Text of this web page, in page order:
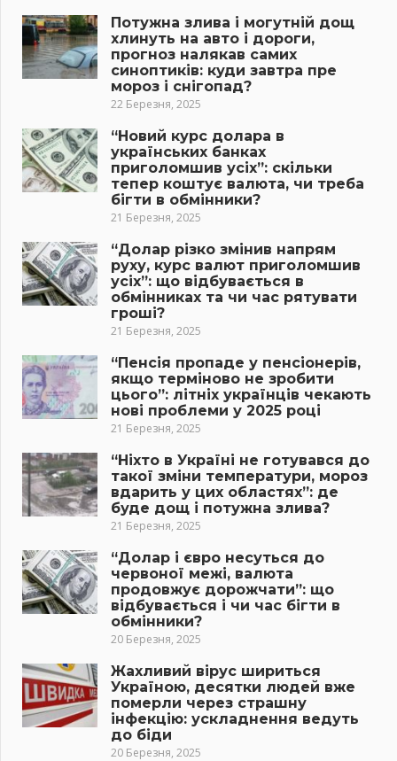
Потужна злива і могутній дощ
хлинуть на авто і дороги,
прогноз налякав самих
синоптиків: куди завтра пре
мороз і снігопад?
22 Березня, 2025
“Новий курс долара в
українських банках
приголомшив усіх”: скільки
тепер коштує валюта, чи треба
бігти в обмінники?
21 Березня, 2025
“Долар різко змінив напрям
руху, курс валют приголомшив
усіх”: що відбувається в
обмінниках та чи час рятувати
гроші?
21 Березня, 2025
“Пенсія пропаде у пенсіонерів,
якщо терміново не зробити
цього”: літніх українців чекають
нові проблеми у 2025 році
21 Березня, 2025
“Ніхто в Україні не готувався до
такої зміни температури, мороз
вдарить у цих областях”: де
буде дощ і потужна злива?
21 Березня, 2025
“Долар і євро несуться до
червоної межі, валюта
продовжує дорожчати”: що
відбувається і чи час бігти в
обмінники?
20 Березня, 2025
Жахливий вірус шириться
Україною, десятки людей вже
померли через страшну
інфекцію: ускладнення ведуть
до біди
20 Березня, 2025